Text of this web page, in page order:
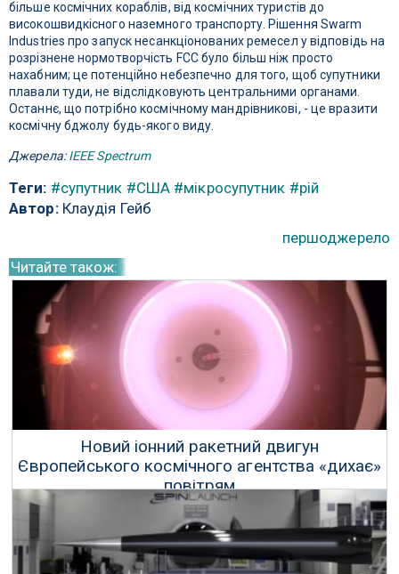
більше космічних кораблів, від космічних туристів до
високошвидкісного наземного транспорту. Рішення Swarm
Industries про запуск несанкціонованих ремесел у відповідь на
розрізнене нормотворчість FCC було більш ніж просто
нахабним; це потенційно небезпечно для того, щоб супутники
плавали туди, не відслідковують центральними органами.
Останнє, що потрібно космічному мандрівникові, - це вразити
космічну бджолу будь-якого виду.
Джерела:IEEE Spectrum
Теги: #супутник #США #мікросупутник #рій
Автор:Клаудія Гейб
першоджерело
Читайте також:
Новий іонний ракетний двигун
Європейського космічного агентства «дихає»
повітрям
09 Березня 2018 р.